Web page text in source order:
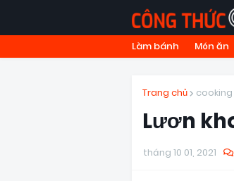
Làm bánh Món ăn
Trang chủ cooking
Lươn
tháng 10 01, 2021